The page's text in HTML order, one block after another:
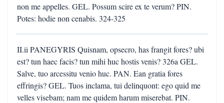
non me appelles. GEL. Possum scire ex te verum? PIN.
Potes: hodie non cenabis. 324-325
II.ii PANEGYRIS Quisnam, opsecro, has frangit fores? ubi
est? tun haec facis? tun mihi huc hostis venis? 326a GEL.
Salve, tuo arcessitu venio huc. PAN. Ean gratia fores
effringis? GEL. Tuos inclama, tui delinquont: ego quid me
velles visebam; nam me quidem harum miserebat. PIN.